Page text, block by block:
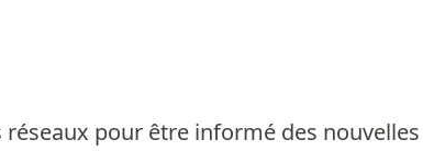
réseaux pour être informé des